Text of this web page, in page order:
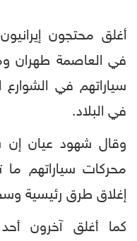
أغلق محتجون
في العاصمة طهران
سياراتهم في الشوارع
في البلاد.
وقال شهود عيان إن
محركات سياراتهم
إغلاق طرق رئيسية
كما أغلق آخرون